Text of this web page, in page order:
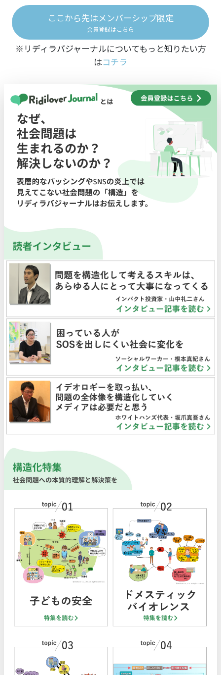
ここから先はメンバーシップ限定
会員登録はこちら
※リディラバジャーナルについてもっと知りたい方
はコチラ